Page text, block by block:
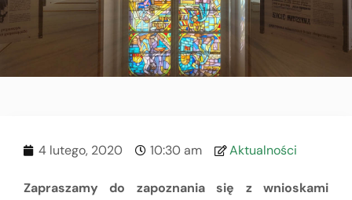
4 lutego, 2020 10:30 am Aktualności
Zapraszamy do zapoznania się z wnioskami